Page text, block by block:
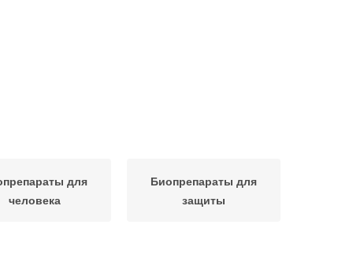
для
человека
Биопрепараты для
защиты